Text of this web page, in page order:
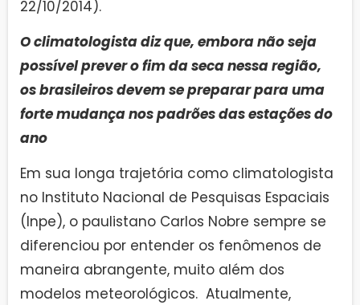
22/10/2014).
O climatologista diz que, embora não seja
possível prever o fim da seca nessa região,
os brasileiros devem se preparar para uma
forte mudança nos padrões das estações do
ano
Em sua longa trajetória como climatologista
no Instituto Nacional de Pesquisas Espaciais
(Inpe), o paulistano Carlos Nobre sempre se
diferenciou por entender os fenômenos de
maneira abrangente, muito além dos
modelos meteorológicos. Atualmente,